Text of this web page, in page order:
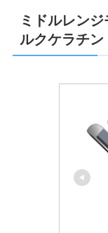
ミドルレン
ルクケラチ